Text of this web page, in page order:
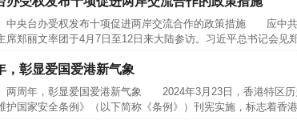
央台办受权发布十项促进两岸交流合作的政策措施 应中共
席郑丽文率团于4月7日至12日来大陆参访。习近平总书记会见
，彰显爱国爱港新气象
周年，彰显爱国爱港新气象 2024年3月23日，香港特区历
护国家安全条例》（以下简称《条例》）刊宪实施，标志着香